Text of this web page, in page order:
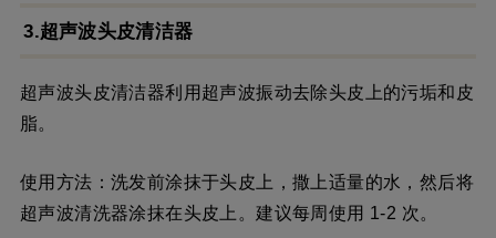
3.超声波头皮清洁器
超声波头皮清洁器利用超声波振动去除头皮上的污垢和皮
脂。
使用方法：洗发前涂抹于头皮上，撒上适量的水，然后将
超声波清洗器涂抹在头皮上。建议每周使用 1-2 次。